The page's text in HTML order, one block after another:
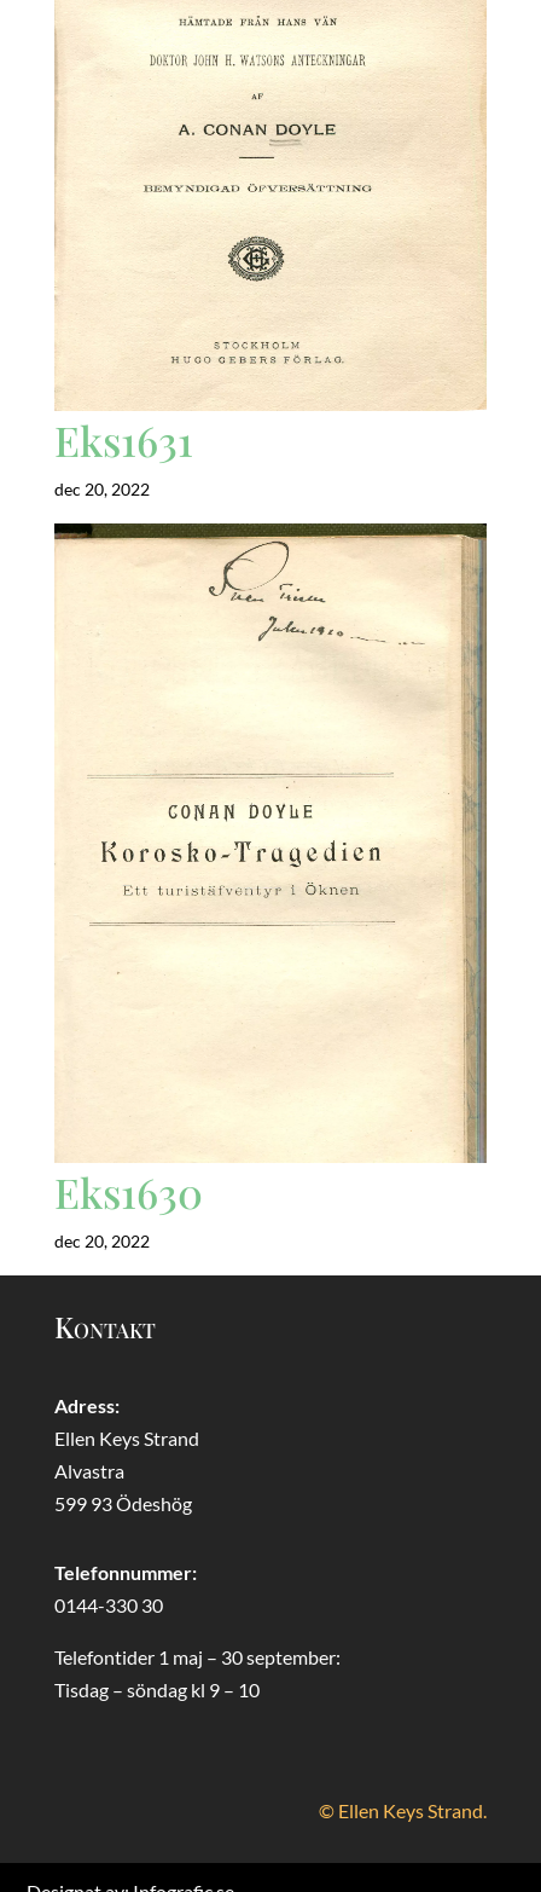
Eks1631
dec 20, 2022
Eks1630
dec 20, 2022
Kontakt
Adress:
Ellen Keys Strand
Alvastra
599 93 Ödeshög
Telefonnummer:
0144-330 30
Telefontider 1 maj – 30 september:
Tisdag – söndag kl 9 – 10
© Ellen Keys Strand.